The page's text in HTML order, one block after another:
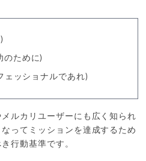
ために)
ェッショナルであれ)
ルカリユーザーにも広く知られ
ってミッションを達成するため
行動基準です。